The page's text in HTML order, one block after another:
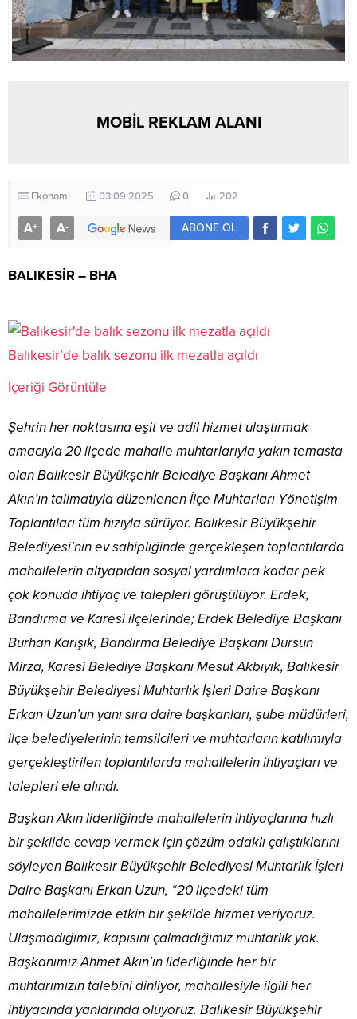
MOBİL REKLAM ALANI
Ekonomi 03.09.2025 0 202
A+ A- ABONE OL
BALIKESİR – BHA
Balıkesir’de balık sezonu ilk mezatla açıldı
İçeriği Görüntüle
Şehrin her noktasına eşit ve adil hizmet ulaştırmak
amacıyla 20 ilçede mahalle muhtarlarıyla yakın temasta
olan Balıkesir Büyükşehir Belediye Başkanı Ahmet
Akın’ın talimatıyla düzenlenen İlçe Muhtarları Yönetişim
Toplantıları tüm hızıyla sürüyor. Balıkesir Büyükşehir
Belediyesi’nin ev sahipliğinde gerçekleşen toplantılarda
mahallelerin altyapıdan sosyal yardımlara kadar pek
çok konuda ihtiyaç ve talepleri görüşülüyor. Erdek,
Bandırma ve Karesi ilçelerinde; Erdek Belediye Başkanı
Burhan Karışık, Bandırma Belediye Başkanı Dursun
Mirza, Karesi Belediye Başkanı Mesut Akbıyık, Balıkesir
Büyükşehir Belediyesi Muhtarlık İşleri Daire Başkanı
Erkan Uzun’un yanı sıra daire başkanları, şube müdürleri,
ilçe belediyelerinin temsilcileri ve muhtarların katılımıyla
gerçekleştirilen toplantılarda mahallelerin ihtiyaçları ve
talepleri ele alındı.
Başkan Akın liderliğinde mahallelerin ihtiyaçlarına hızlı
bir şekilde cevap vermek için çözüm odaklı çalıştıklarını
söyleyen Balıkesir Büyükşehir Belediyesi Muhtarlık İşleri
Daire Başkanı Erkan Uzun, “20 ilçedeki tüm
mahallelerimizde etkin bir şekilde hizmet veriyoruz.
Ulaşmadığımız, kapısını çalmadığımız muhtarlık yok.
Başkanımız Ahmet Akın’ın liderliğinde her bir
muhtarımızın talebini dinliyor, mahallesiyle ilgili her
ihtiyacında yanlarında oluyoruz. Balıkesir Büyükşehir